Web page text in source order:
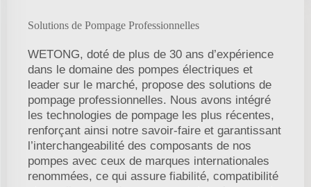
Solutions de Pompage Professionnelles
WETONG, doté de plus de 30 ans d’expérience
dans le domaine des pompes électriques et
leader sur le marché, propose des solutions de
pompage professionnelles. Nous avons intégré
les technologies de pompage les plus récentes,
renforçant ainsi notre savoir-faire et garantissant
l’interchangeabilité des composants de nos
pompes avec ceux de marques internationales
renommées, ce qui assure fiabilité, compatibilité